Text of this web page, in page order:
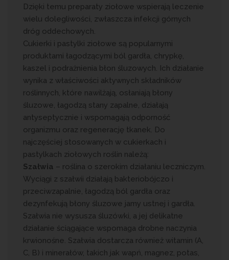
Dzięki temu preparaty ziołowe wspierają leczenie
wielu dolegliwości, zwłaszcza infekcji górnych
dróg oddechowych.
Cukierki i pastylki ziołowe są popularnymi
produktami łagodzącymi ból gardła, chrypkę,
kaszel i podrażnienia błon śluzowych. Ich działanie
wynika z właściwości aktywnych składników
roślinnych, które nawilżają, osłaniają błony
śluzowe, łagodzą stany zapalne, działają
antyseptycznie i wspomagają odporność
organizmu oraz regenerację tkanek. Do
najczęściej stosowanych w cukierkach i
pastylkach ziołowych roślin należą:
Szałwia – roślina o szerokim działaniu leczniczym.
Wyciągi z szałwii działają bakteriobójczo i
przeciwzapalnie, łagodzą ból gardła oraz
dezynfekują błony śluzowe jamy ustnej i gardła.
Szałwia nie wysusza śluzówki, a jej delikatne
działanie ściągające wspomaga drobne naczynia
krwionośne. Szałwia dostarcza również witamin (A,
C, B) i minerałów, takich jak wapń, magnez, potas,